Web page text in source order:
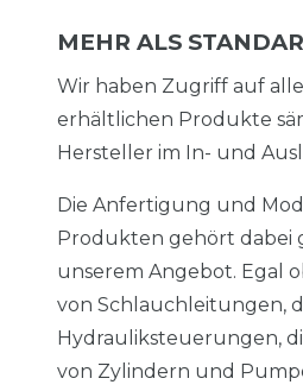
MEHR ALS
Wir haben Zugriff auf
erhältlichen Produkte
Hersteller im In- und
Die Anfertigung und
Produkten gehört dabei
unserem Angebot. Egal
von Schlauchleitungen,
Hydrauliksteuerungen,
von Zylindern und